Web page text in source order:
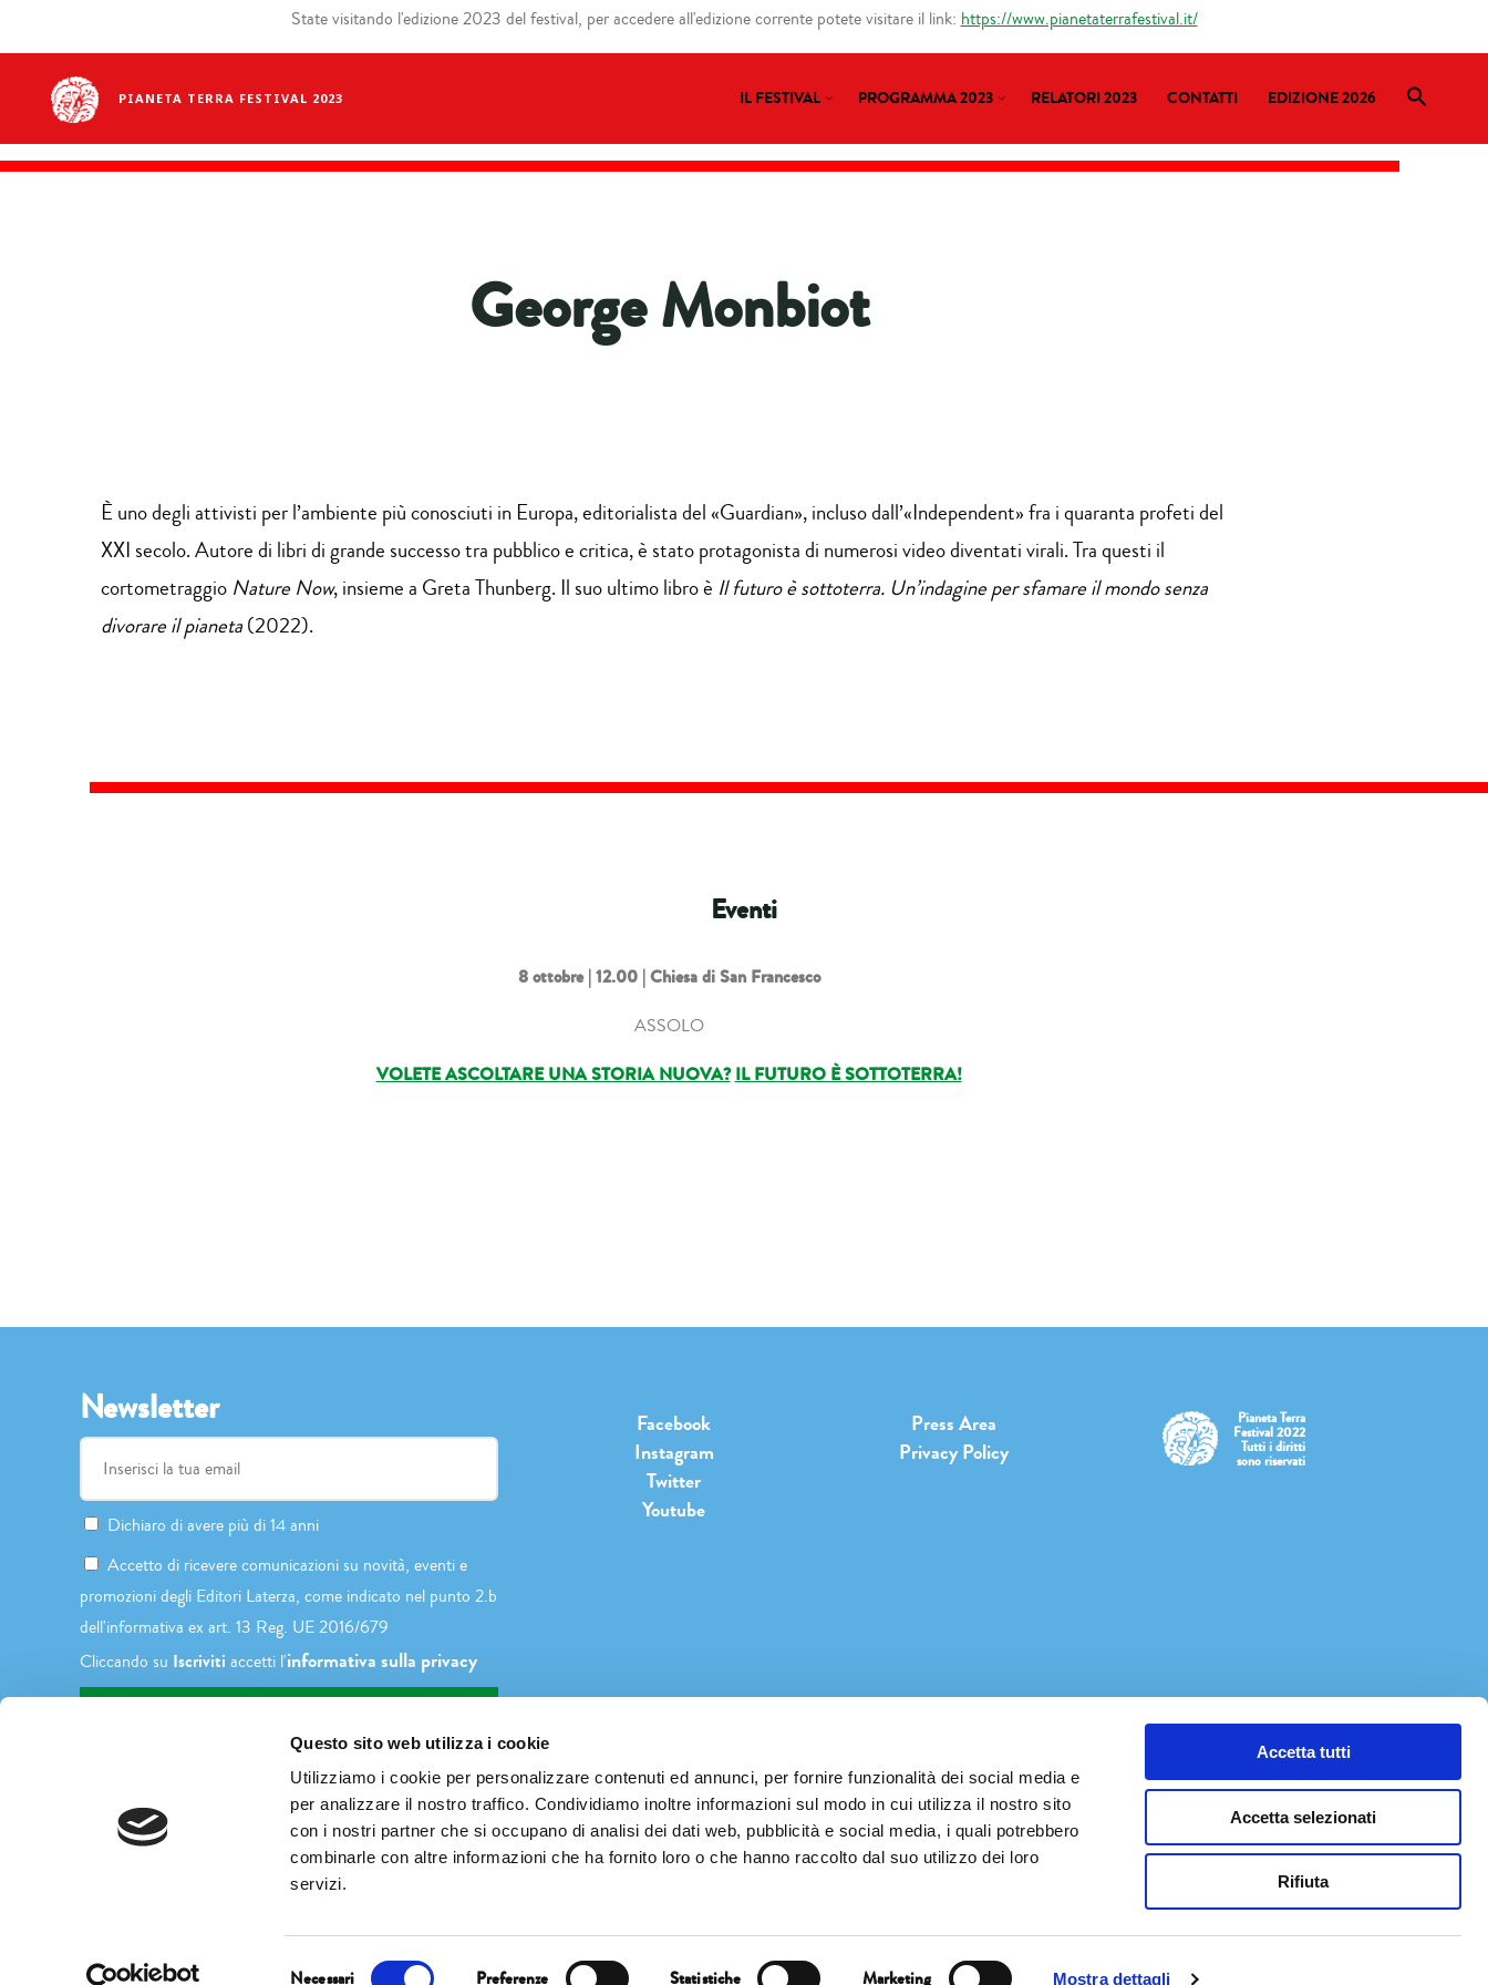
Questo sito web utilizza i cookie
Utilizziamo i cookie per personalizzare contenuti ed annunci, per fornire funzionalità dei social media e
per analizzare il nostro traffico. Condividiamo inoltre informazioni sul modo in cui utilizza il nostro sito
con i nostri partner che si occupano di analisi dei dati web, pubblicità e social media, i quali potrebbero
combinarle con altre informazioni che ha fornito loro o che hanno raccolto dal suo utilizzo dei loro
servizi.
Necessari Preferenze Statistiche Marketing Mostra dettagli
Accetta tutti
Accetta selezionati
Rifiuta
PIANETA TERRA FESTIVAL 2023 IL FESTIVAL PROGRAMMA 2023 RELATORI 2023 CONTATTI EDIZIONE 2026
State visitando l'edizione 2023 del festival, per accedere all'edizione corrente potete visitare il link: https://www.pianetaterrafestival.it/
George Monbiot
È uno degli attivisti per l’ambiente più conosciuti in Europa, editorialista del «Guardian», incluso dall’«Independent» fra i quaranta profeti del
XXI secolo. Autore di libri di grande successo tra pubblico e critica, è stato protagonista di numerosi video diventati virali. Tra questi il
cortometraggio Nature Now, insieme a Greta Thunberg. Il suo ultimo libro è Il futuro è sottoterra. Un’indagine per sfamare il mondo senza
divorare il pianeta(2022).
Eventi
8 ottobre |12.00 | Chiesa di San Francesco
ASSOLO
VOLETE ASCOLTARE UNA STORIA NUOVA? IL FUTURO È SOTTOTERRA!
Newsletter
Dichiaro di avere più di 14 anni
Accetto di ricevere comunicazioni su novità, eventi e
promozioni degli Editori Laterza, come indicato nel punto 2.b
dell'informativa ex art. 13 Reg. UE 2016/679
Cliccando su Iscriviti accetti l'informativa sulla privacy
Facebook
Instagram
Twitter
Youtube
Press Area
Privacy Policy
Pianeta Terra
Festival 2022
Tutti i diritti
sono riservati
INFO@PIANETATERRAFESTIVAL.IT
↓ Pianeta Terra Festival 2023 special thanks ↓